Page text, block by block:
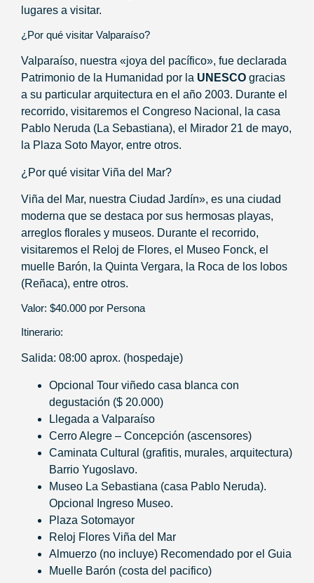
lugares a visitar.
¿Por qué visitar Valparaíso?
Valparaíso, nuestra «joya del pacífico», fue declarada
Patrimonio de la Humanidad por la UNESCO gracias
a su particular arquitectura en el año 2003. Durante el
recorrido, visitaremos el Congreso Nacional, la casa
Pablo Neruda (La Sebastiana), el Mirador 21 de mayo,
la Plaza Soto Mayor, entre otros.
¿Por qué visitar Viña del Mar?
Viña del Mar, nuestra Ciudad Jardín», es una ciudad
moderna que se destaca por sus hermosas playas,
arreglos florales y museos. Durante el recorrido,
visitaremos el Reloj de Flores, el Museo Fonck, el
muelle Barón, la Quinta Vergara, la Roca de los lobos
(Reñaca), entre otros.
Valor: $40.000 por Persona
Itinerario:
Salida: 08:00 aprox. (hospedaje)
Opcional Tour viñedo casa blanca con
degustación ($ 20.000)
Llegada a Valparaíso
Cerro Alegre – Concepción (ascensores)
Caminata Cultural (grafitis, murales, arquitectura)
Barrio Yugoslavo.
Museo La Sebastiana (casa Pablo Neruda).
Opcional Ingreso Museo.
Plaza Sotomayor
Reloj Flores Viña del Mar
Almuerzo (no incluye) Recomendado por el Guia
Muelle Barón (costa del pacifico)